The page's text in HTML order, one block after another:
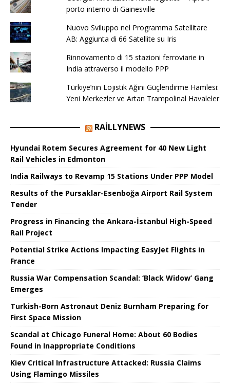
porto interno di Gainesville
Nuovo Sviluppo nel Programma Satellitare
AB: Aggiunta di 66 Satellite su Iris
Rinnovamento di 15 stazioni ferroviarie in
India attraverso il modello PPP
Türkiye’nin Lojistik Ağını Güçlendirme Hamlesi:
Yeni Merkezler ve Artan Trampolinal Havaleler
RAILLYNEWS
Hyundai Rotem Secures Agreement for 40 New Light
Rail Vehicles in Edmonton
India Railways to Revamp 15 Stations Under PPP Model
Results of the Pursaklar-Esenboğa Airport Rail System
Tender
Progress in Financing the Ankara-İstanbul High-Speed ​​
Rail Project
Potential Strike Actions Impacting EasyJet Flights in
France
Russia War Compensation Scandal: ‘Black Widow’ Gang
Emerges
Turkish-Born Astronaut Deniz Burnham Preparing for
First Space Mission
Scandal at Chicago Funeral Home: About 60 Bodies
Found in Inappropriate Conditions
Kiev Critical Infrastructure Attacked: Russia Claims
Using Flamingo Missiles